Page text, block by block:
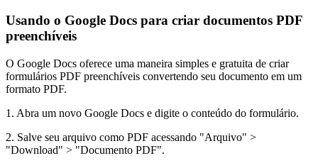
Usando o Google Docs para criar documentos PDF
preenchíveis
O Google Docs oferece uma maneira simples e gratuita de criar
formulários PDF preenchíveis convertendo seu documento em um
formato PDF.
1. Abra um novo Google Docs e digite o conteúdo do formulário.
2. Salve seu arquivo como PDF acessando "Arquivo" >
"Download" > "Documento PDF".